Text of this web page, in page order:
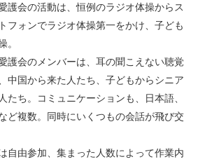
護会の活動は、恒例のラジオ体操からス
フォンでラジオ体操第一をかけ、子ども
。
護会のメンバーは、耳の聞こえない聴覚
中国から来た人たち、子どもからシニア
たち。コミュニケーションも、日本語、
ど複数。同時にいくつもの会話が飛び交
自由参加、集まった人数によって作業内